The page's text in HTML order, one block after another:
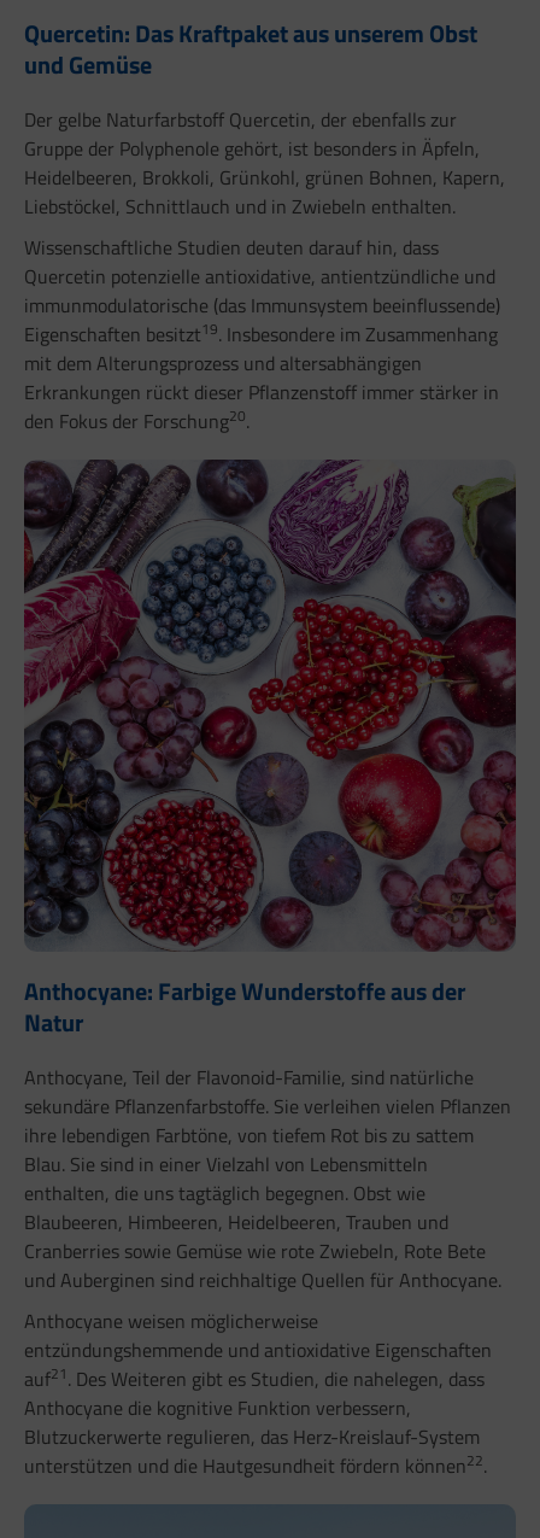
Quercetin: Das Kraftpaket aus unserem Obst
und Gemüse
Der gelbe Naturfarbstoff Quercetin, der ebenfalls zur
Gruppe der Polyphenole gehört, ist besonders in Äpfeln,
Heidelbeeren, Brokkoli, Grünkohl, grünen Bohnen, Kapern,
Liebstöckel, Schnittlauch und in Zwiebeln enthalten.
Wissenschaftliche Studien deuten darauf hin, dass
Quercetin potenzielle antioxidative, antientzündliche und
immunmodulatorische (das Immunsystem beeinflussende)
Eigenschaften besitzt19. Insbesondere im Zusammenhang
mit dem Alterungsprozess und altersabhängigen
Erkrankungen rückt dieser Pflanzenstoff immer stärker in
den Fokus der Forschung20.
Anthocyane: Farbige Wunderstoffe aus der
Natur
Anthocyane, Teil der Flavonoid-Familie, sind natürliche
sekundäre Pflanzenfarbstoffe. Sie verleihen vielen Pflanzen
ihre lebendigen Farbtöne, von tiefem Rot bis zu sattem
Blau. Sie sind in einer Vielzahl von Lebensmitteln
enthalten, die uns tagtäglich begegnen. Obst wie
Blaubeeren, Himbeeren, Heidelbeeren, Trauben und
Cranberries sowie Gemüse wie rote Zwiebeln, Rote Bete
und Auberginen sind reichhaltige Quellen für Anthocyane.
Anthocyane weisen möglicherweise
entzündungshemmende und antioxidative Eigenschaften
auf21. Des Weiteren gibt es Studien, die nahelegen, dass
Anthocyane die kognitive Funktion verbessern,
Blutzuckerwerte regulieren, das Herz-Kreislauf-System
unterstützen und die Hautgesundheit fördern können22.